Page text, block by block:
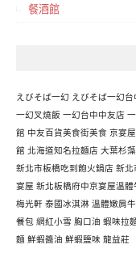
餐酒館
えびそば一幻 えびそば一幻台
一幻叉燒飯 一幻台中中友店
館 中友百貨美食街美食 京宴
館 北海道知名拉麵店 大葉杉藻
新北市板橋吃到飽火鍋店 新北
宴屋 新北板橋府中京宴屋溫體
梅光軒 泰國冰淇淋 溫體嫩肩牛
餐包 網紅小雪 胸口油 蝦味拉
麵 鮮蝦醬油 鮮蝦鹽味 龍益莊